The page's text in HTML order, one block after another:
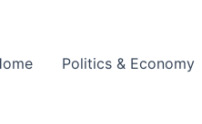
Politics & Economy